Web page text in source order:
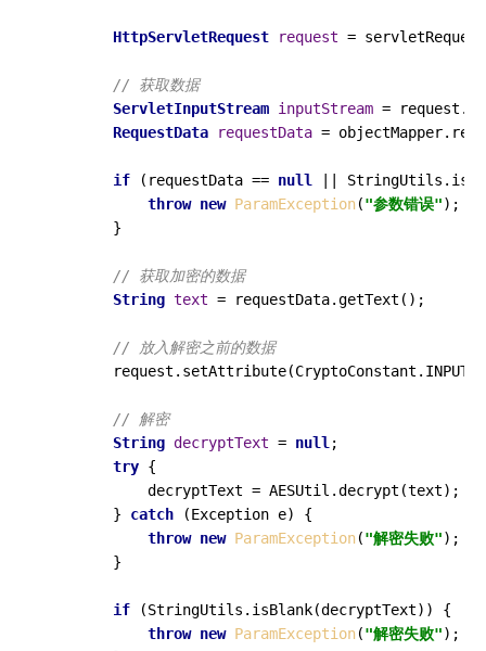
HttpServletRequest request =
// 获取数据
ServletInputStream inputStream =
RequestData
requestData =
if (requestData == null ||
throw new ParamException("参数错误");
        }
// 获取加密的数据
String text = requestData.getText();
// 放入解密之前的数据
// 解密
String decryptText = null;
try {
            decryptText = AESUtil.decrypt(text);
        }
catch (Exception e) {
throw new ParamException("解密失败");
        }
if (StringUtils.isBlank(decryptText)) {
throw new ParamException("解密失败");